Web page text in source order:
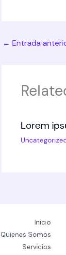
← Entrada
Lorem
Inicio
Quienes Somos
Servicios